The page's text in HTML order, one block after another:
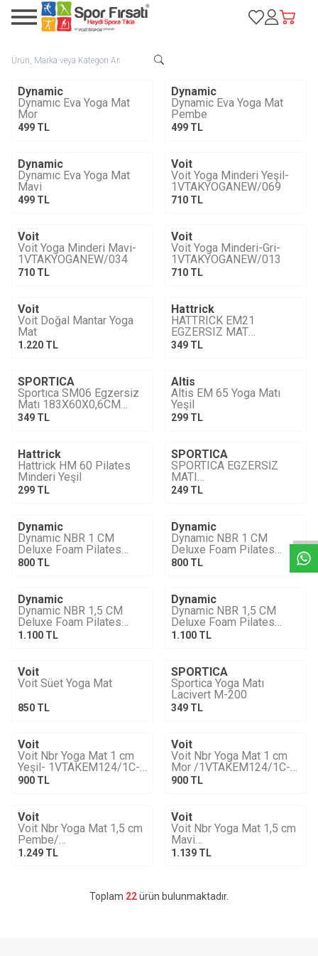
Favorilerim
Hesabım
Sepetim
Dynamic
Dynamıc Eva Yoga Mat
Mor
499 TL
Dynamic
Dynamic Eva Yoga Mat
Pembe
499 TL
Dynamic
Dynamıc Eva Yoga Mat
Mavi
499 TL
Voit
Voit Yoga Minderi Yeşil-
1VTAKYOGANEW/069
710 TL
Voit
Voit Yoga Minderi Mavi-
1VTAKYOGANEW/034
710 TL
Voit
Voit Yoga Minderi-Gri-
1VTAKYOGANEW/013
710 TL
Voit
Voit Doğal Mantar Yoga
Mat
1.220 TL
Hattrick
HATTRICK EM21
EGZERSIZ MAT
183X60X0,6CM PEMBE
349 TL
SPORTICA
Sportıca SM06 Egzersiz
Matı 183X60X0,6CM
Kırmızı
349 TL
Altis
Altis EM 65 Yoga Matı
Yeşil
299 TL
Hattrick
Hattrick HM 60 Pilates
Minderi Yeşil
299 TL
YENI
SPORTICA
SPORTICA EGZERSİZ
MATI
SM06183X60X0,6CM
249 TL
YENI
Dynamic
Dynamic NBR 1 CM
Deluxe Foam Pilates
Minderi & Yoga Mat-Mavi
800 TL
YENI
Dynamic
Dynamic NBR 1 CM
Deluxe Foam Pilates
Minderi & Yoga Mat-
800 TL
YENI
Dynamic
Dynamic NBR 1,5 CM
Deluxe Foam Pilates
Minderi & Yoga Mat-
1.100 TL
YENI
Dynamic
Dynamic NBR 1,5 CM
Deluxe Foam Pilates
Minderi & Yoga Mat-Mavi
1.100 TL
Tükendi
Voit
Voit Süet Yoga Mat
850 TL
Tükendi
SPORTICA
Sportica Yoga Matı
Lacivert M-200
349 TL
Tükendi
Voit
Voit Nbr Yoga Mat 1 cm
Yeşil- 1VTAKEM124/1C-
069
900 TL
Tükendi
Voit
Voit Nbr Yoga Mat 1 cm
Mor /1VTAKEM124/1C-
040
900 TL
Tükendi
Voit
Voit Nbr Yoga Mat 1,5 cm
Pembe/
1VTAKEM124/1,5C-042
1.249 TL
Tükendi
YENI
Voit
Voit Nbr Yoga Mat 1,5 cm
Mavi
-1VTAKEM124/1,5C-034
1.139 TL
Toplam 22ürün bulunmaktadır.